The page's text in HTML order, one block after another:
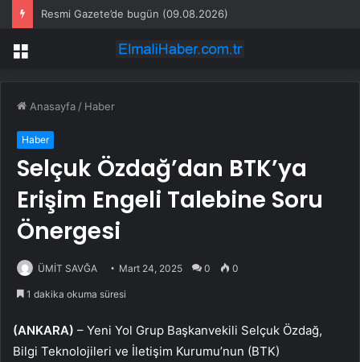
Resmi Gazete’de bugün (09.08.2026)
Menü
Anasayfa / Haber
Haber
Selçuk Özdağ’dan BTK’ya
Erişim Engeli Talebine Soru
Önergesi
ÜMİT SAVĞA Mart 24, 2025 0 0
1 dakika okuma süresi
(ANKARA) – Yeni Yol Grup Başkanvekili Selçuk Özdağ,
Bilgi Teknolojileri ve İletişim Kurumu’nun (BTK)